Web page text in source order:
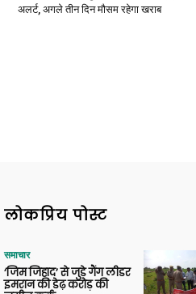
अलर्ट, अगले तीन दिन मौसम रहेगा खराब
लोकप्रिय पोस्ट
समाचार
‘जिम जिहाद’ से जुड़े गैंग लीडर
इमरान की डेढ़ करोड़ की